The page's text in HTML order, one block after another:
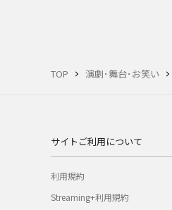
TOP 演劇･舞台･お笑い
サイトご利用について
利用規約
Streaming+利用規約